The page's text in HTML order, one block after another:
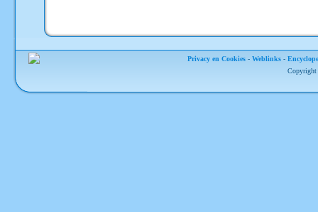
Privacy en Cookies- Weblinks-